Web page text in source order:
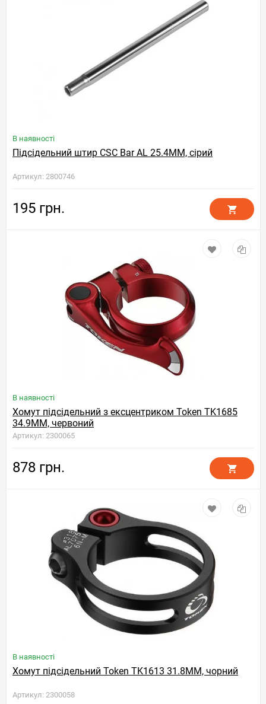
В наявності
Підсідельний штир CSC Bar AL 25.4MM, сірий
Артикул: 2800746
195 грн.
В наявності
Хомут підсідельний з ексцентриком Token TK1685
34.9MM, червоний
Артикул: 2300065
878 грн.
В наявності
Хомут підсідельний Token TK1613 31.8MM, чорний
Артикул: 2300058